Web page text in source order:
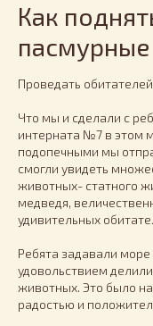
Как
Проведать
Что мы и сделали с
интерната №7 в этом
подопечными мы
смогли увидеть
животных- статного
медведя,
удивительных
Ребята задавали
удовольствием
животных. Это было
радостью и